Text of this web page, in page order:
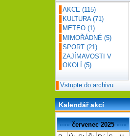
AKCE(115)
KULTURA(71)
METEO(1)
MIMOŘÁDNÉ(5)
SPORT(21)
ZAJÍMAVOSTI V
OKOLÍ(5)
Vstupte do archivu
Kalendář akcí
««« červenec 2025 »»»